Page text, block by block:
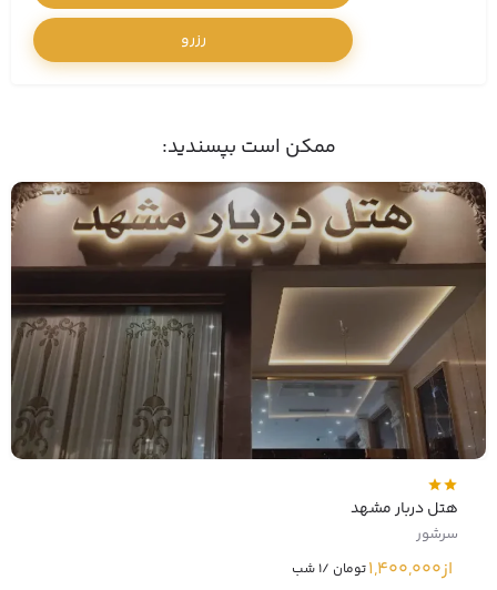
رزرو
ممکن است بپسندید:
هتل دربار مشهد
سرشور
از1,400,000تومان /1 شب